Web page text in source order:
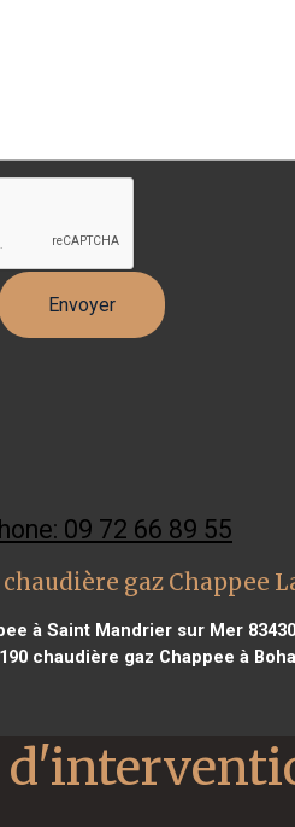
09 72 66 89 55
gaz Chappee
à Saint Mandrier sur Mer 83430
chaudière gaz Chappee à